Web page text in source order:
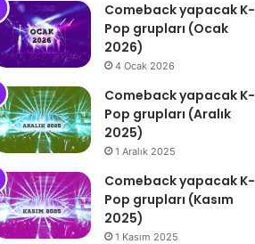
Comeback yapacak K-
Pop grupları (Ocak
2026)
4 Ocak 2026
Comeback yapacak K-
Pop grupları (Aralık
2025)
1 Aralık 2025
Comeback yapacak K-
Pop grupları (Kasım
2025)
1 Kasım 2025